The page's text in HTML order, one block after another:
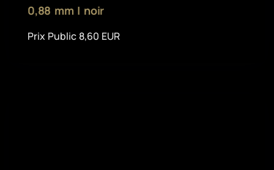
0,88 mm | noir
Prix Public 8,60 EUR